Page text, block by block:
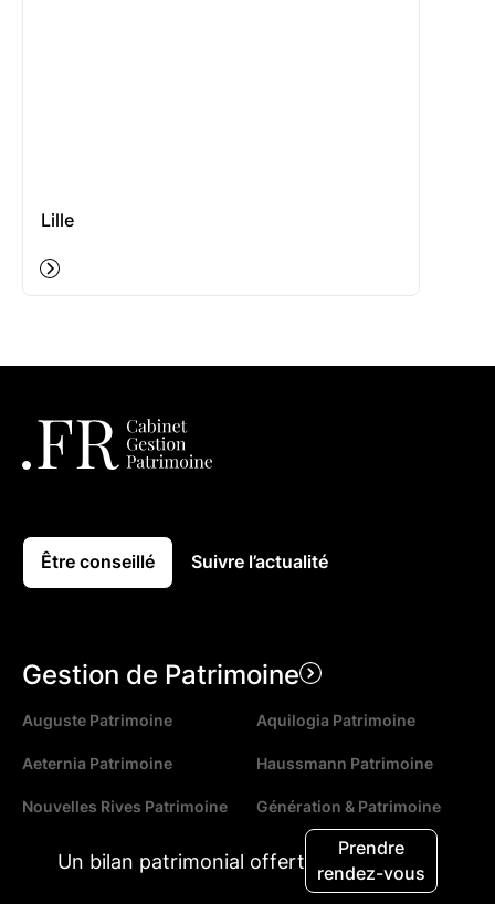
Lille
Être conseillé Suivre l’actualité
Gestion de Patrimoine
Auguste Patrimoine Aquilogia Patrimoine
Aeternia Patrimoine Haussmann Patrimoine
Nouvelles Rives Patrimoine Génération & Patrimoine
DLCP Strasbourg Patrimoine
LK Conseil
Un bilan patrimonial offert
Prendre
rendez-vous